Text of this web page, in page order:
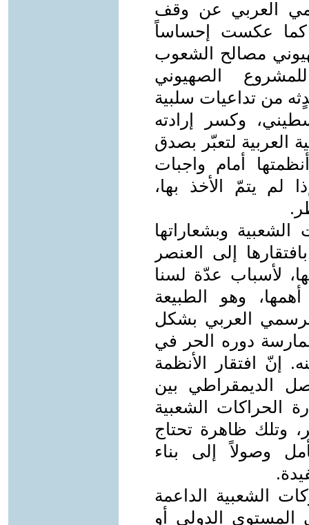
العربي عن وقف
كما عكست إحساساً
مصالح الشعوب
الصهيوني
من تداعيات سلبية
وكسر إرادته
العربية لتعبّر بصدق
أمام واجبات
لم يتمّ الأخذ بها،
وبشعاراتها
إلى العنصر
لأسباب عدّة لسنا
وهو الطبيعة
الرسمي العربي بشكل
دوره الحر في
إنّ افتقار الأنظمة
الديمقراطي بين
الحراكات الشعبية
في مسار حرب 7 أكتوبر، وتلك ظاهرة تحتاج
وصولاً إلى بناء
الشعبية الداعمة
المستوى الدولي أو